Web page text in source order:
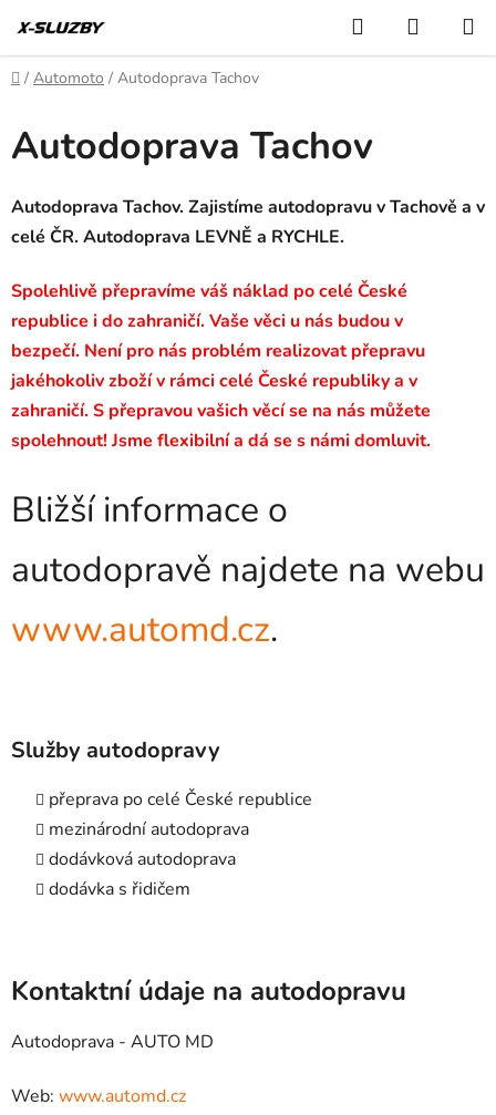
na
obsah
Hledat
KOŠÍK
Domů
/ Automoto / Autodoprava Tachov
Autodoprava Tachov
Autodoprava Tachov. Zajistíme autodopravu v Tachově a v
celé ČR. Autodoprava LEVNĚ a RYCHLE.
Spolehlivě přepravíme váš náklad po celé České
republice i do zahraničí. Vaše věci u nás budou v
bezpečí. Není pro nás problém realizovat přepravu
jakéhokoliv zboží v rámci celé České republiky a v
zahraničí. S přepravou vašich věcí se na nás můžete
spolehnout! Jsme flexibilní a dá se s námi domluvit.
Bližší informace o
autodopravě najdete na webu
www.automd.cz.
Služby autodopravy
přeprava po celé České republice
mezinárodní autodoprava
dodávková autodoprava
dodávka s řidičem
Kontaktní údaje na autodopravu
Autodoprava - AUTO MD
Web: www.automd.cz